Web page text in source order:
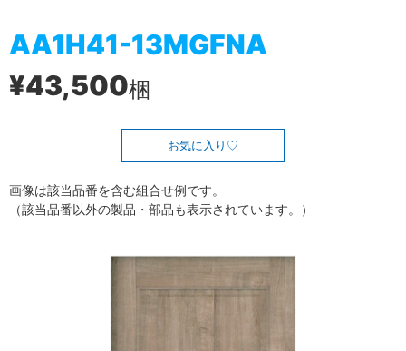
AA1H41-13MGFNA
¥43,500梱
お気に入り
画像は該当品番を含む組合せ例です。
（該当品番以外の製品・部品も表示されています。）